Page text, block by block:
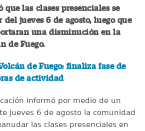
las clases presenciales se
jueves 6 de agosto, luego que
una disminución en la
de Fuego.
de Fuego: finaliza fase de
de actividad
informó por medio de un
jueves 6 de agosto la comunidad
las clases presenciales en